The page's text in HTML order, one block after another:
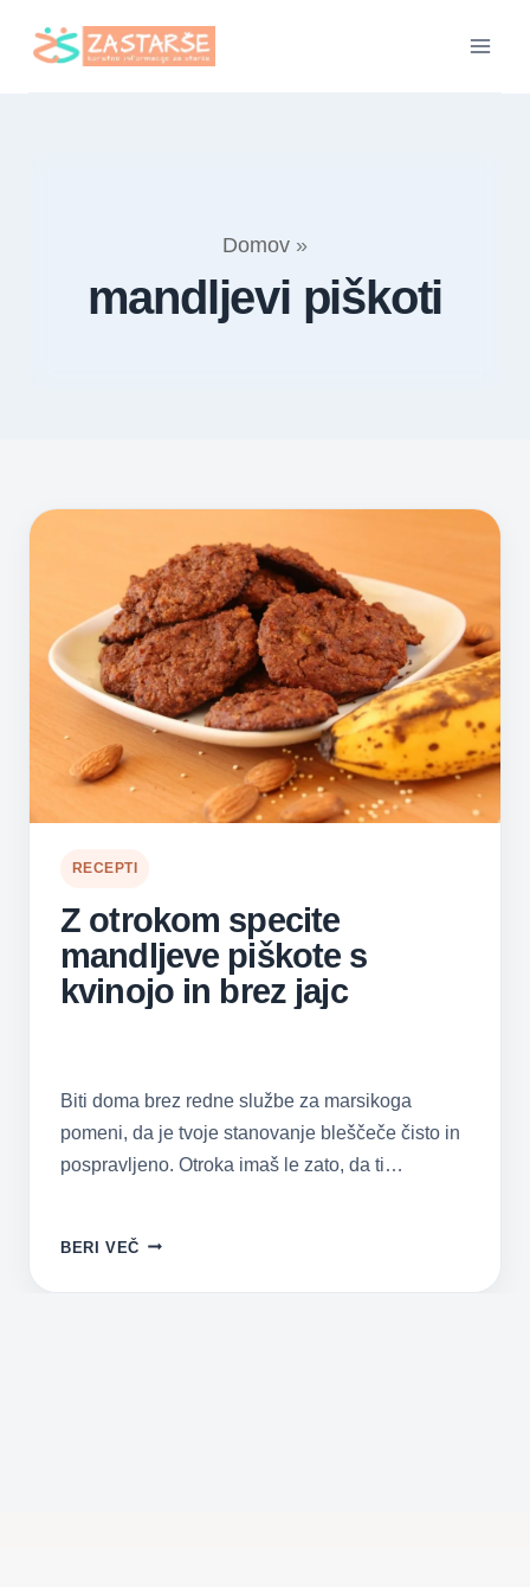
Domov »
mandljevi piškoti
RECEPTI
Z otrokom specite
mandljeve piškote s
kvinojo in brez jajc
Biti doma brez redne službe za marsikoga
pomeni, da je tvoje stanovanje bleščeče čisto in
pospravljeno. Otroka imaš le zato, da ti…
BERI VEČ Z
SPECITE